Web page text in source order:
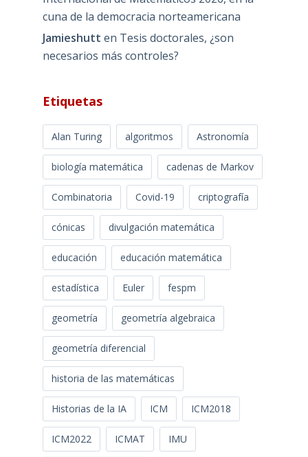
cuna de la democracia norteamericana
Jamieshutt en Tesis doctorales, ¿son
necesarios más controles?
Etiquetas
Alan Turing algoritmos Astronomía
biología matemática cadenas de Markov
Combinatoria Covid-19 criptografía
cónicas divulgación matemática
educación educación matemática
estadística Euler fespm
geometría geometría algebraica
geometría diferencial
historia de las matemáticas
Historias de la IA ICM ICM2018
ICM2022 ICMAT IMU